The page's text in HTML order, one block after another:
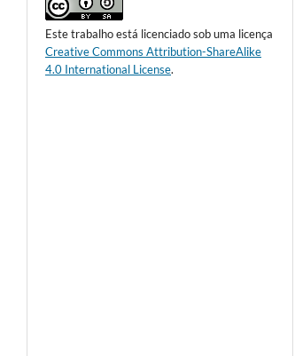
Este trabalho está licenciado sob uma licença
Creative Commons Attribution-ShareAlike
4.0 International License.